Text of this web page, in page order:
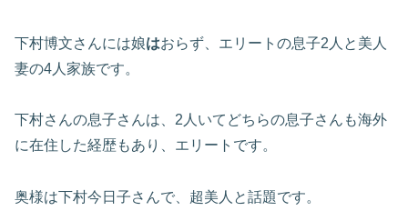
下村博文さんには娘はおらず、エリートの息子2人と美人
妻の4人家族です。
下村さんの息子さんは、2人いてどちらの息子さんも海外
に在住した経歴もあり、エリートです。
奥様は下村今日子さんで、超美人と話題です。